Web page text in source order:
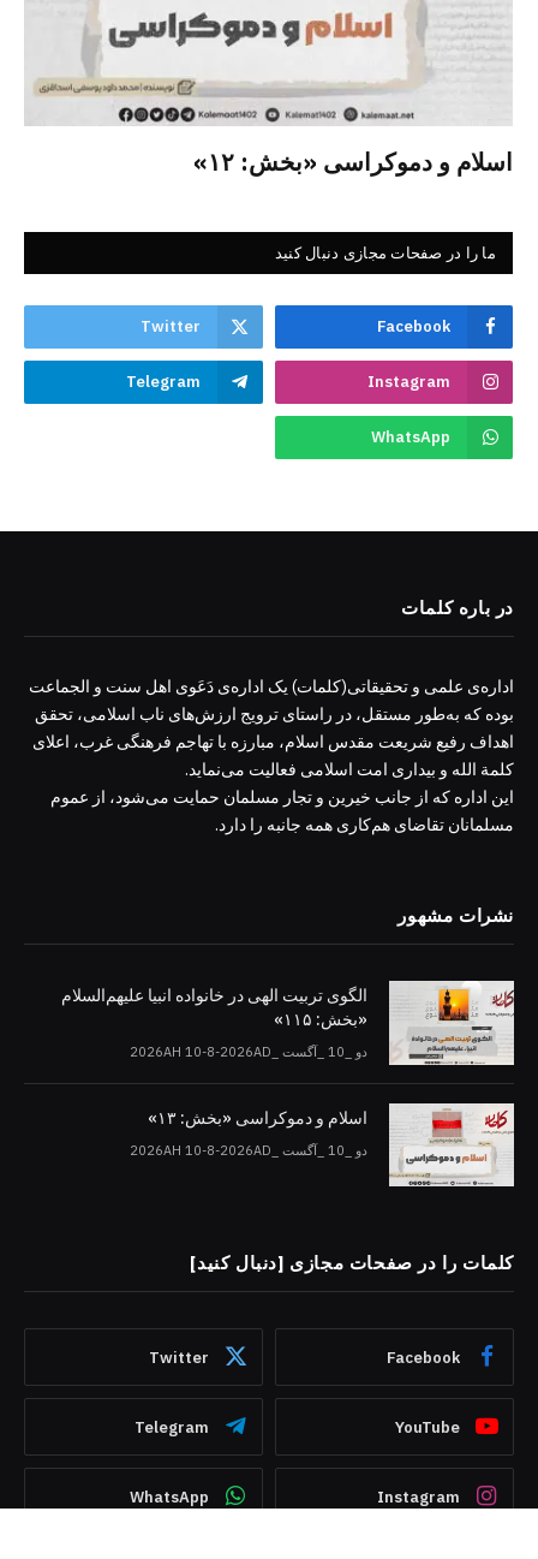
اسلام و دموکراسی «بخش: ۱۲»
ما را در صفحات مجازی دنبال کنید
Facebook
Twitter
Instagram
Telegram
WhatsApp
در باره کلمات
اداره‌ی علمی و تحقیقاتی(کلمات) یک اداره‌ی دَعَوی اهل سنت و الجماعت
بوده که به‌طور مستقل، در راستای ترویج ارزش‌های ناب اسلامی، تحقق
اهداف رفیع شریعت مقدس اسلام، مبارزه با تهاجم فرهنگی غرب، اعلای
کلمة الله و بیداری امت اسلامی فعالیت می‌نماید.
این اداره که از جانب خیرین و تجار مسلمان حمایت می‌شود، از عموم
مسلمانان تقاضای هم‌کاری همه جانبه را دارد.
نشرات مشهور
الگوی تربیت الهی در خانواده انبیا‌‌ علیهم‌السلام
«بخش: ۱۱۵»
دو _10 _آگست _2026AH 10-8-2026AD
اسلام و دموکراسی «بخش: ۱۳»
دو _10 _آگست _2026AH 10-8-2026AD
کلمات را در صفحات مجازی [دنبال کنید]
Facebook
Twitter
YouTube
Telegram
Instagram
WhatsApp